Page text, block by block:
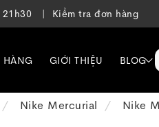
Kiểm tra đơn hàng
HÀNG GIỚI THIỆU BLOG
Nike Mercurial Nike